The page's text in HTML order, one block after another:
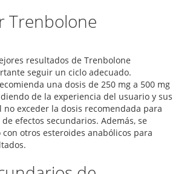
Trenbolone
resultados de Trenbolone
seguir un ciclo adecuado.
una dosis de 250 mg a 500 mg
de la experiencia del usuario y sus
no exceder la dosis recomendada para
efectos secundarios. Además, se
otros esteroides anabólicos para